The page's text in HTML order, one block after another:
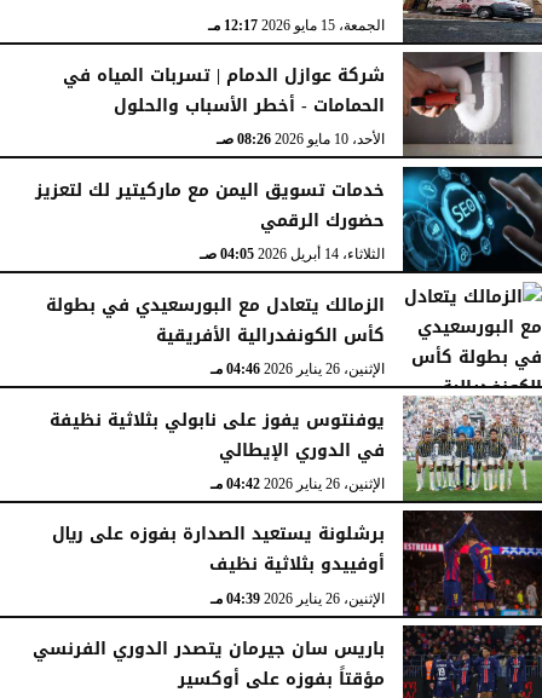
الجمعة، 15 مايو 2026 12:17 مـ
شركة عوازل الدمام | تسربات المياه في
الحمامات - أخطر الأسباب والحلول
الأحد، 10 مايو 2026 08:26 صـ
خدمات تسويق اليمن مع ماركيتير لك لتعزيز
حضورك الرقمي
الثلاثاء، 14 أبريل 2026 04:05 صـ
الزمالك يتعادل مع البورسعيدي في بطولة
كأس الكونفدرالية الأفريقية
الإثنين، 26 يناير 2026 04:46 مـ
يوفنتوس يفوز على نابولي بثلاثية نظيفة
في الدوري الإيطالي
الإثنين، 26 يناير 2026 04:42 مـ
برشلونة يستعيد الصدارة بفوزه على ريال
أوفييدو بثلاثية نظيف
الإثنين، 26 يناير 2026 04:39 مـ
باريس سان جيرمان يتصدر الدوري الفرنسي
مؤقتاً بفوزه على أوكسير